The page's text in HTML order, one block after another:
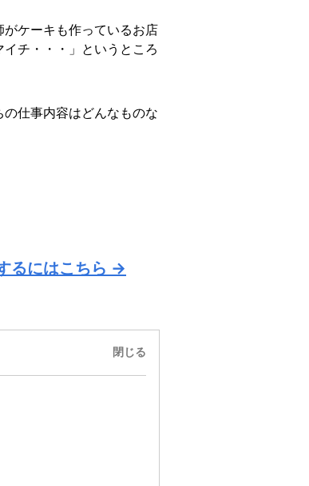
ケーキも作っているお店
チ・・・」というところ
仕事内容はどんなものな
るにはこちら →
閉じる